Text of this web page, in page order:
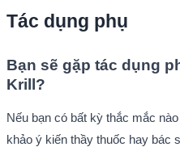
Tác dụng phụ
Bạn sẽ gặp tác dụng
Krill?
Nếu bạn có bất kỳ thắc mắc
khảo ý kiến thầy thuốc hay bác